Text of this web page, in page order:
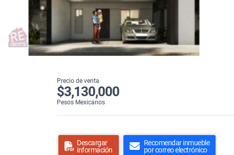
Precio de venta
$3,130,000
Pesos Mexicanos
Descargar
información
Recomendar inmueble
por correo electrónico